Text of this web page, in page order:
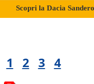
Scopri la Dacia
1 2 3 4